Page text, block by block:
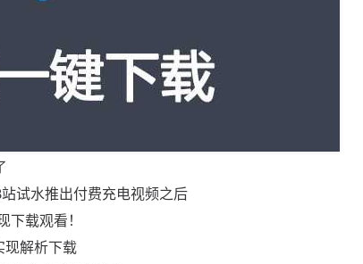
试水推出付费充电视频之后
载观看！
现解析下载